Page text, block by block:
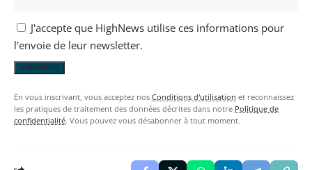
J'accepte que HighNews utilise ces informations pour
l'envoie de leur newsletter.
En vous inscrivant, vous acceptez nos Conditions d'utilisation et reconnaissez
les pratiques de traitement des données décrites dans notre Politique de
confidentialité. Vous pouvez vous désabonner à tout moment.